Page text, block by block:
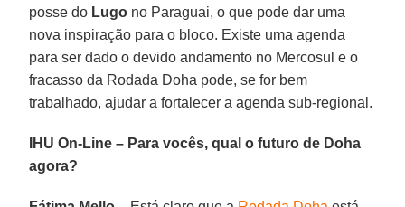
posse do Lugo no Paraguai, o que pode dar uma
nova inspiração para o bloco. Existe uma agenda
para ser dado o devido andamento no Mercosul e o
fracasso da Rodada Doha pode, se for bem
trabalhado, ajudar a fortalecer a agenda sub-regional.
IHU On-Line – Para vocês, qual o futuro de Doha
agora?